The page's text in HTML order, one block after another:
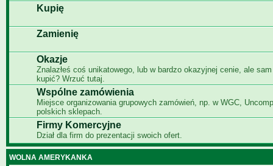
Kupię
Zamienię
Okazje
Znalazłeś coś unikatowego, lub w bardzo okazyjnej cenie, ale
kupić? Wrzuć tutaj.
Wspólne zamówienia
Miejsce organizowania grupowych zamówień, np. w WGC,
polskich sklepach.
Firmy Komercyjne
Dział dla firm do prezentacji swoich ofert.
WOLNA AMERYKANKA